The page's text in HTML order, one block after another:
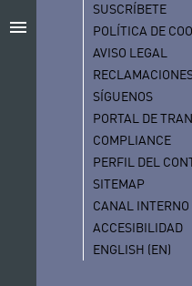
menu
SUSCRÍBETE
POLÍTICA DE
AVISO LEGAL
SÍGUENOS
PORTAL DE
COMPLIANCE
PERFIL DEL
SITEMAP
CANAL
ACCESIBILIDAD
ENGLISH (EN)